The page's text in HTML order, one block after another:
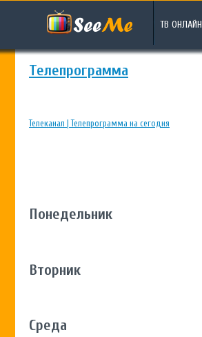
ТВ ОНЛАЙН
Телепрограмма
Телеканал | Телепрограмма на сегодня
Понедельник
Вторник
Среда